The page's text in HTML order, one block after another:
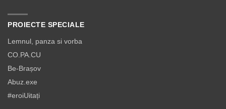
PROIECTE SPECIALE
Lemnul, panza si vorba
CO.PA.CU
Be-Brașov
Abuz.exe
#eroiUitați